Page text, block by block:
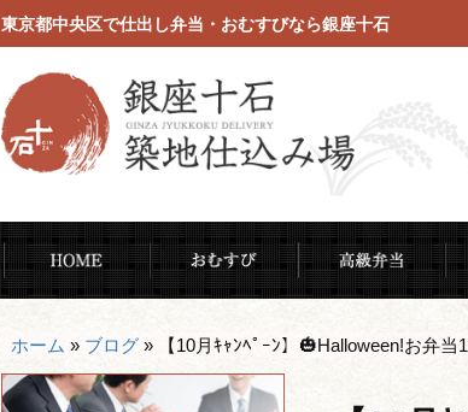
東京都中央区で仕出し弁当・おむすびなら銀座十石
HOME おむすび 高
ホーム » ブログ » 【10月ｷｬﾝﾍﾟｰﾝ】🎃Halloween!お弁